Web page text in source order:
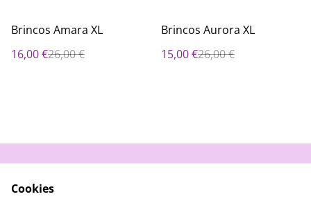
%
Brincos Amara XL
16,00 €26,00 €
%
Brincos Aurora XL
15,00 €26,00 €
Cookies